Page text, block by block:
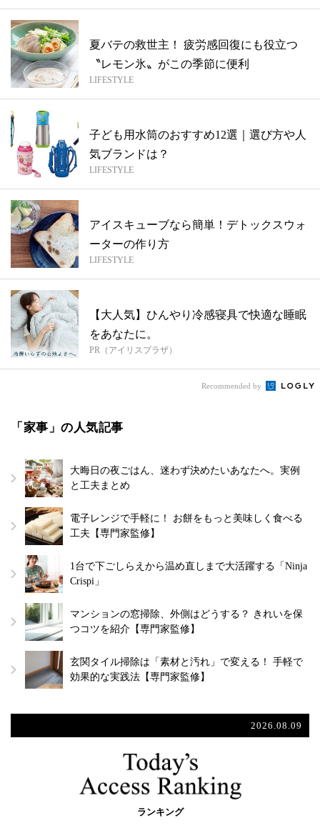
夏バテの救世主！ 疲労感回復にも役立つ
〝レモン氷〟がこの季節に便利
LIFESTYLE
子ども用水筒のおすすめ12選｜選び方や人
気ブランドは？
LIFESTYLE
アイスキューブなら簡単！デトックスウォ
ーターの作り方
LIFESTYLE
【大人気】ひんやり冷感寝具で快適な睡眠
をあなたに。
PR（アイリスプラザ）
Recommended by
「家事」の人気記事
大晦日の夜ごはん、迷わず決めたいあなたへ。実例
と工夫まとめ
電子レンジで手軽に！ お餅をもっと美味しく食べる
工夫【専門家監修】
1台で下ごしらえから温め直しまで大活躍する「Ninja
Crispi」
マンションの窓掃除、外側はどうする？ きれいを保
つコツを紹介【専門家監修】
玄関タイル掃除は「素材と汚れ」で変える！ 手軽で
効果的な実践法【専門家監修】
2026.08.09
ランキング